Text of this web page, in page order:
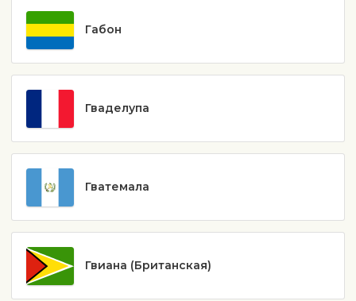
Габон
Гваделупа
Гватемала
Гвиана (Британская)